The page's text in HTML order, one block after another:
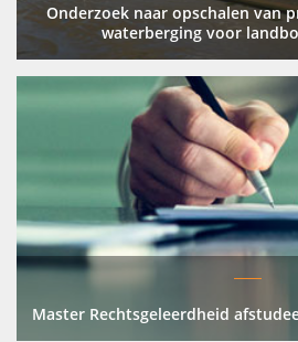
Onderzoek naar opschalen van
waterberging voor
Master Rechtsgeleerdheid